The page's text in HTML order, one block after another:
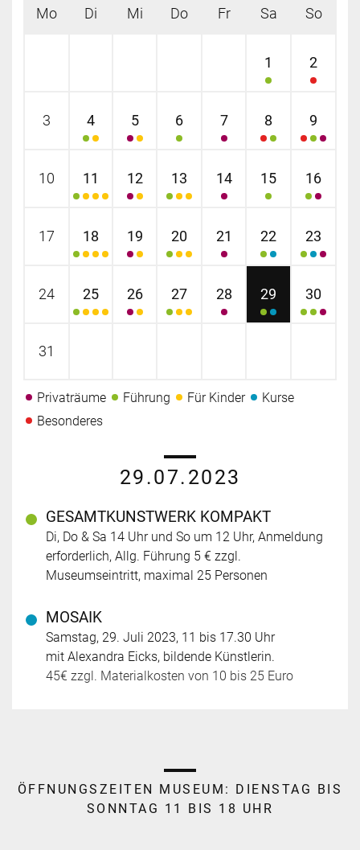
Mo Di Mi Do Fr Sa So
1 2
3 4 5 6 7 8 9
10 11 12 13 14 15 16
17 18 19 20 21 22 23
24 25 26 27 28 29 30
31
Privaträume Führung Für Kinder
Kurse
Besonderes
29.07.2023
GESAMTKUNSTWERK KOMPAKT
Di, Do & Sa 14 Uhr und So um 12 Uhr, Anmeldung
erforderlich, Allg. Führung 5 € zzgl.
Museumseintritt, maximal 25 Personen
MOSAIK
Samstag, 29. Juli 2023, 11 bis 17.30 Uhr
mit Alexandra Eicks, bildende Künstlerin.
45€ zzgl. Materialkosten von 10 bis 25 Euro
ÖFFNUNGSZEITEN MUSEUM: DIENSTAG BIS
SONNTAG 11 BIS 18 UHR